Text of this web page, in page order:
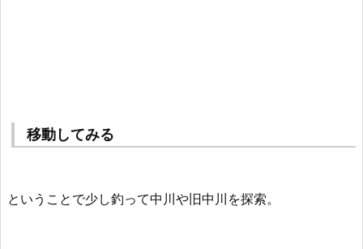
移動してみる
ということで少し釣って中川や旧中川を探索。